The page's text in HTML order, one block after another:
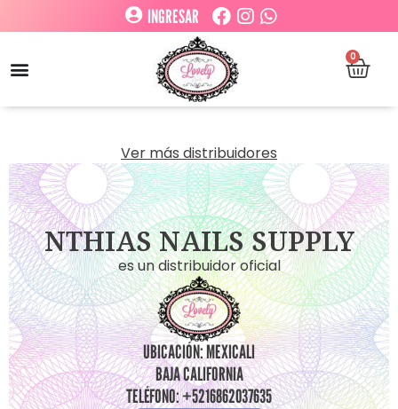
INGRESAR
0
Ver más distribuidores
NTHIAS NAILS SUPPLY
es un distribuidor oficial
UBICACIÓN: MEXICALI
BAJA CALIFORNIA
TELÉFONO: +5216862037635